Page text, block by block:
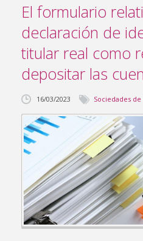
CONTACTO
El formulario
declaración de
titular real como
depositar las
16/03/2023 Sociedades de